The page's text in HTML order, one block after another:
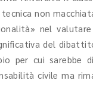
non
nel valutare
del
per cui sarebbe
civile ma